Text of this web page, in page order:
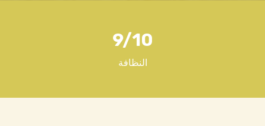
9 /10
النظافة